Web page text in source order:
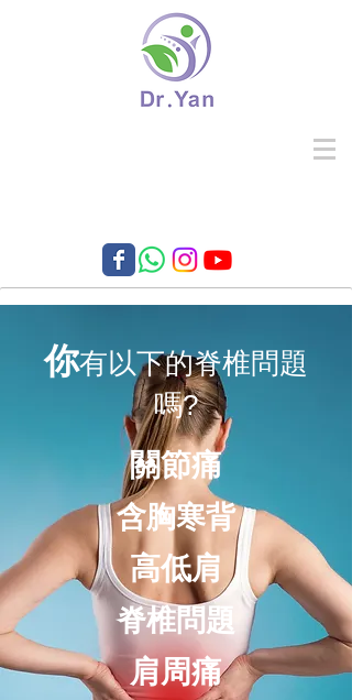
你有以下的脊椎問題
嗎?
關節痛
含胸寒背
高低肩
脊椎問題
肩周痛